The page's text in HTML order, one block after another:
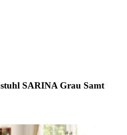
SARINA Grau Samt